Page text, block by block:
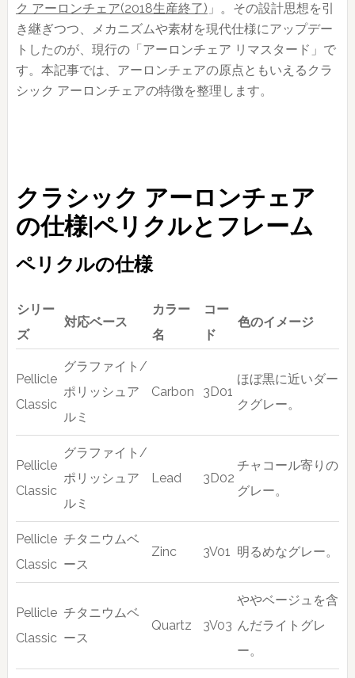
ク アーロンチェア(2018生産終了) 」。その設計思想を引
き継ぎつつ、メカニズムや素材を現代仕様にアップデー
トしたのが、現行の「アーロンチェア リマスタード」で
す。本記事では、アーロンチェアの原点ともいえるクラ
シック アーロンチェアの特徴を整理します。
クラシック アーロンチェア
の仕様|ペリクルとフレーム
ペリクルの仕様
シリー
ズ
対応ベース
カラー
名
コー
ド
色のイメージ
Pellicle
Classic
グラファイト/
ポリッシュア
ルミ
Carbon 3D01
ほぼ黒に近いダー
クグレー。
Pellicle
Classic
グラファイト/
ポリッシュア
ルミ
Lead 3D02
チャコール寄りの
グレー。
Pellicle
Classic
チタニウムベ
ース
Zinc 3V01 明るめなグレー。
Pellicle
Classic
チタニウムベ
ース
Quartz 3V03
ややベージュを含
んだライトグレ
ー。